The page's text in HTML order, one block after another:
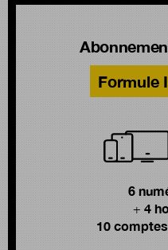
Formule
6
+ 4
10